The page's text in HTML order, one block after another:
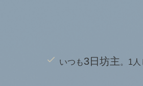
いつも3日坊主 。1